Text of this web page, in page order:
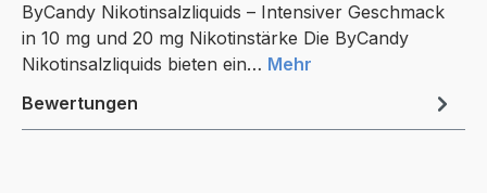
ByCandy Nikotinsalzliquids – Intensiver Geschmack
in 10 mg und 20 mg Nikotinstärke Die ByCandy
Nikotinsalzliquids bieten ein… Mehr
Bewertungen